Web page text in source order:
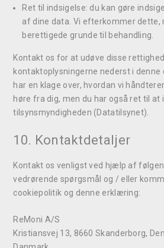
Ret til indsigelse: du kan gøre
af ​​dine data. Vi efterkommer dette,
berettigede grunde til behandling.
Kontakt os for at udøve disse
kontaktoplysningerne nederst i denne
har en klage over, hvordan vi
høre fra dig, men du har også ret til at
tilsynsmyndigheden (Datatilsynet).
10. Kontaktdetaljer
Kontakt os venligst ved hjælp af
vedrørende spørgsmål og / eller
cookiepolitik og denne erklæring:
ReMoni A/S
Kristiansvej 13, 8660 Skanderborg,